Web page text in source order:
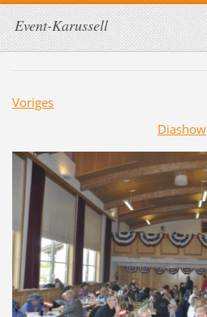
Event-Karussell
Voriges
Diashow